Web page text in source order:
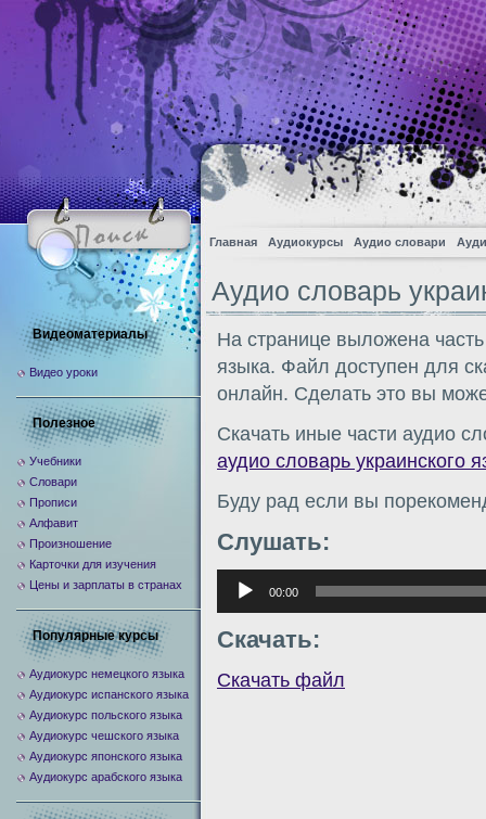
Главная Аудиокурсы Аудио словари
Аудио словарь
На странице выложена
языка. Файл доступен для
онлайн. Сделать это вы
Скачать иные части аудио
аудио словарь украинского
Буду рад если вы
Слушать:
Аудиоплеер
00:00
Скачать:
Скачать файл
Видеоматериалы
Видео уроки
Полезное
Учебники
Словари
Прописи
Алфавит
Произношение
Карточки для изучения
Цены и зарплаты в странах
Популярные курсы
Аудиокурс немецкого языка
Аудиокурс испанского языка
Аудиокурс польского языка
Аудиокурс чешского языка
Аудиокурс японского языка
Аудиокурс арабского языка